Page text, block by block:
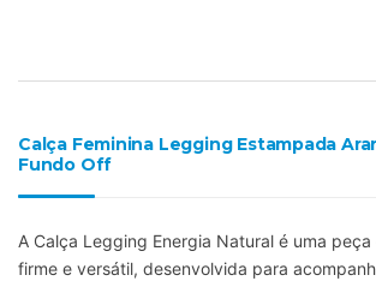
Calça Feminina Legging Estampada
Fundo Off
A Calça Legging Energia Natural é uma
firme e versátil, desenvolvida para